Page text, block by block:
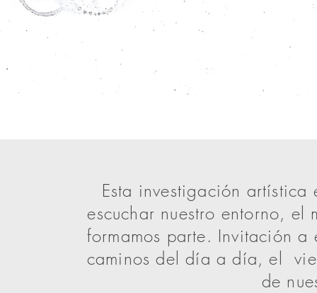
Esta investigación
escuchar nuestro entorno,
formamos parte. Invitación a
caminos del día a día, el
de